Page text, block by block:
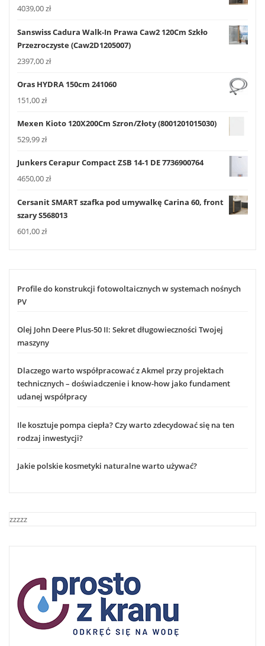
4039,00zł
Sanswiss Cadura Walk-In Prawa Caw2 120Cm Szkło
Przezroczyste (Caw2D1205007)
2397,00zł
Oras HYDRA 150cm 241060
151,00zł
Mexen Kioto 120X200Cm Szron/Złoty (8001201015030)
529,99zł
Junkers Cerapur Compact ZSB 14-1 DE 7736900764
4650,00zł
Cersanit SMART szafka pod umywalkę Carina 60, front
szary S568013
601,00zł
Profile do konstrukcji fotowoltaicznych w systemach nośnych
PV
Olej John Deere Plus-50 II: Sekret długowieczności Twojej
maszyny
Dlaczego warto współpracować z Akmel przy projektach
technicznych – doświadczenie i know-how jako fundament
udanej współpracy
Ile kosztuje pompa ciepła? Czy warto zdecydować się na ten
rodzaj inwestycji?
Jakie polskie kosmetyki naturalne warto używać?
zzzzz